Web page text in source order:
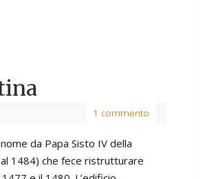
1 commento
da Papa Sisto IV della
1484) che fece ristrutturare